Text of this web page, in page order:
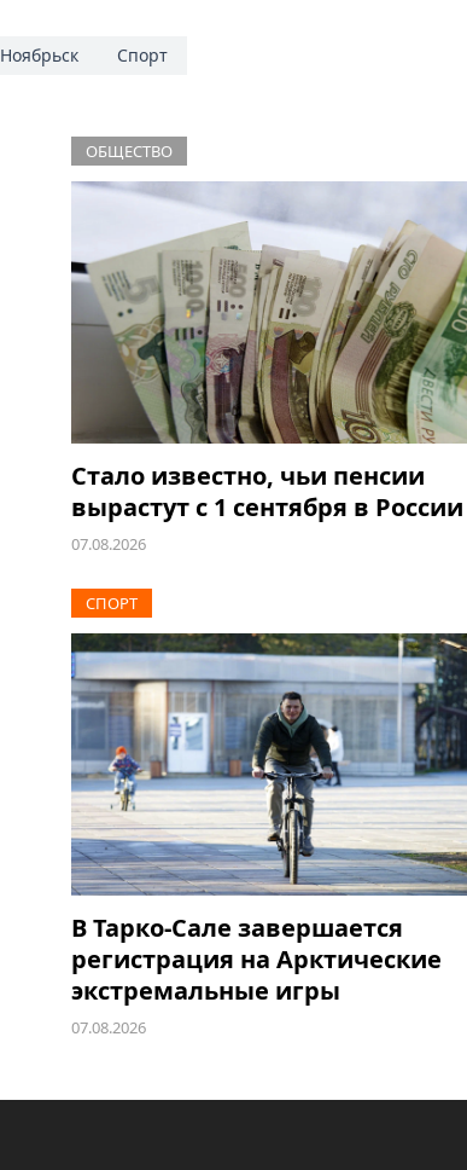
Ноябрьск Спорт
ОБЩЕСТВО
Стало известно, чьи пенсии
вырастут с 1 сентября в России
07.08.2026
СПОРТ
В Тарко-Сале завершается
регистрация на Арктические
экстремальные игры
07.08.2026